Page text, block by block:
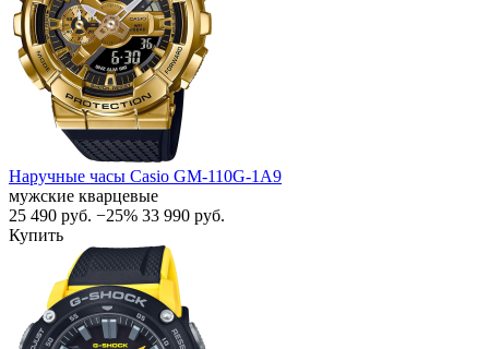
Наручные часы Casio GM-110G-1A9
мужские кварцевые
25 490 руб. −25% 33 990 руб.
Купить